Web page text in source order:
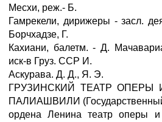
Месхи, реж.- Б.
Гамрекели, дирижеры - засл.
Борчхадзе, Г.
Кахиани, балетм. - Д.
иск-в Груз. ССР И.
Аскурава. Д. Д., Я. Э.
ГРУЗИНСКИЙ ТЕАТР ОПЕРЫ
ПАЛИАШВИЛИ
ордена Ленина театр оперы